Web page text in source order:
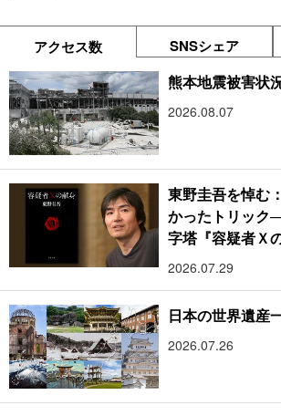
アクセス数 SNSシェア
熊本地震被害状
2026.08.07
東野圭吾を悼む
かったトリック
字塔『容疑者Ｘ
2026.07.29
日本の世界遺産
2026.07.26